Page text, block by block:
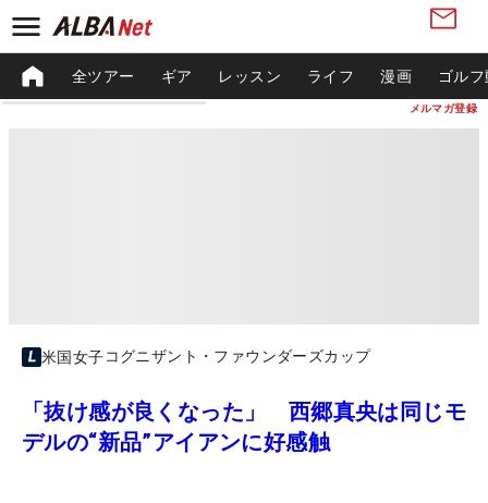
メルマガ登録
全ツアー ギア レッスン ライフ 漫画 ゴル
米国女子コグニザント・ファウンダーズカップ
「抜け感が良くなった」 西郷真央は同じモ
デルの“新品”アイアンに好感触